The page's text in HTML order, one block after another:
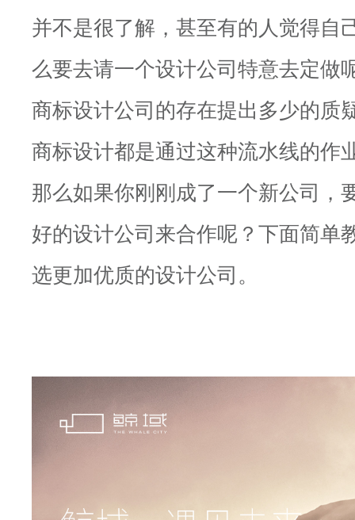
并不是很了解，甚至有的人觉得自
么要去请一个设计公司特意去定做
商标设计公司的存在提出多少的质
商标设计都是通过这种流水线的作
那么如果你刚刚成了一个新公司，
好的设计公司来合作呢？下面简单
选更加优质的设计公司。